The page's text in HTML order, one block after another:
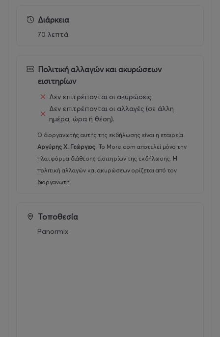
Διάρκεια
70 λεπτά
Πολιτική αλλαγών και ακυρώσεων
εισιτηρίων
Δεν επιτρέπονται οι ακυρώσεις.
Δεν επιτρέπονται οι αλλαγές (σε άλλη
ημέρα, ώρα ή θέση).
Ο διοργανωτής αυτής της εκδήλωσης είναι η εταιρεία
Αργύρης Χ. Γεώργιος. Το More.com αποτελεί μόνο την
πλατφόρμα διάθεσης εισιτηρίων της εκδήλωσης. Η
πολιτική αλλαγών και ακυρώσεων ορίζεται από τον
διοργανωτή.
Τοποθεσία
Panormix